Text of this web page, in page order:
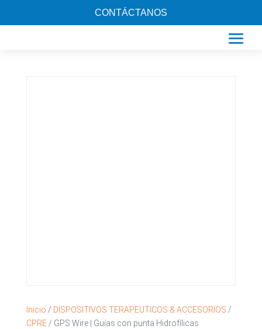
CONTÁCTANOS
Inicio / DISPOSITIVOS TERAPEUTICOS & ACCESORIOS /
CPRE/ GPS Wire | Guías con punta Hidrofílicas